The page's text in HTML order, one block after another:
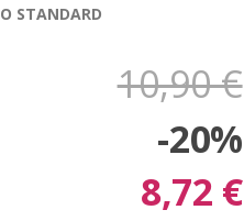
STANDARD
10,90 €
-20%
8,72 €